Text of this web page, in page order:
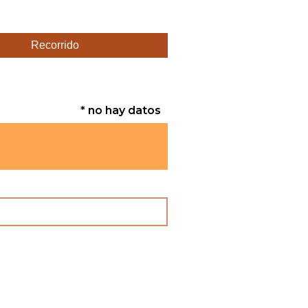
Recorrido
* no hay datos